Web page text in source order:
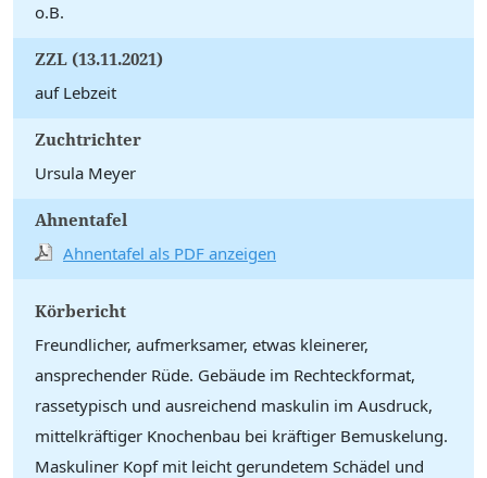
o.B.
ZZL (13.11.2021)
auf Lebzeit
Zuchtrichter
Ursula Meyer
Ahnentafel
Ahnentafel als PDF anzeigen
Körbericht
Freundlicher, aufmerksamer, etwas kleinerer,
ansprechender Rüde. Gebäude im Rechteckformat,
rassetypisch und ausreichend maskulin im Ausdruck,
mittelkräftiger Knochenbau bei kräftiger Bemuskelung.
Maskuliner Kopf mit leicht gerundetem Schädel und